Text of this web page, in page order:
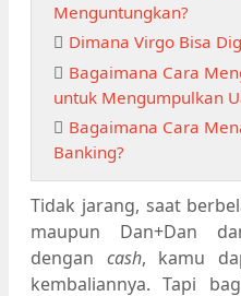
Menguntungkan?
Dimana Virgo Bisa
Bagaimana Cara
untuk Mengumpulkan
Bagaimana Cara
Banking?
Tidak jarang, saat
maupun Dan+Dan
dengan cash, kamu
kembaliannya. Tapi